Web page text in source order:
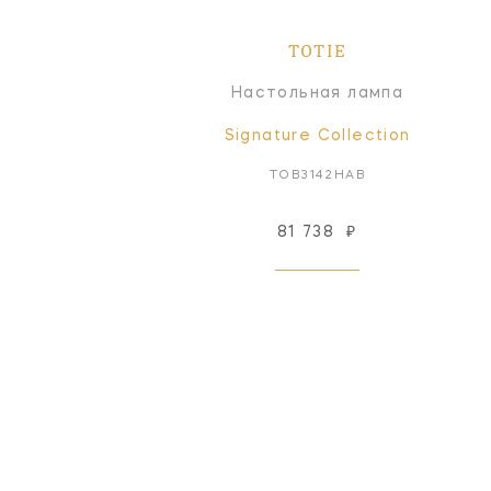
TOTIE
Настольная лампа
Signature Collection
TOB3142HAB
81 738 ₽